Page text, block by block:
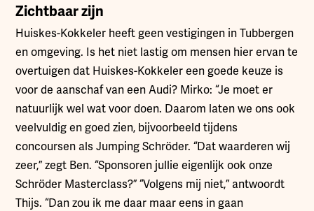
Zichtbaar zijn
Huiskes-Kokkeler heeft geen vestigingen in Tubbergen
en omgeving. Is het niet lastig om mensen hier ervan te
overtuigen dat Huiskes-Kokkeler een goede keuze is
voor de aanschaf van een Audi? Mirko: “Je moet er
natuurlijk wel wat voor doen. Daarom laten we ons ook
veelvuldig en goed zien, bijvoorbeeld tijdens
concoursen als Jumping Schröder. “Dat waarderen wij
zeer,” zegt Ben. “Sponsoren jullie eigenlijk ook onze
Schröder Masterclass?” “Volgens mij niet,” antwoordt
Thijs. “Dan zou ik me daar maar eens in gaan